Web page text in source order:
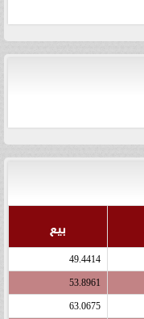
بيع
49.4414
53.8961
63.0675